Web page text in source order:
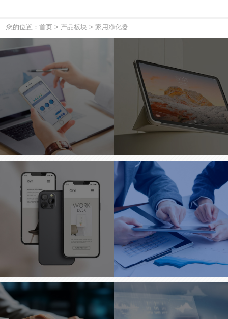
您的位置：首页 > 产品板块 > 家用净化器
高端
移动
互联